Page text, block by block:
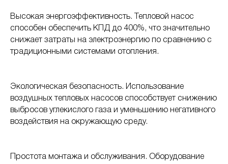
Высокая энергоэффективность. Тепловой насос
способен обеспечить КПД до 400%, что значительно
снижает затраты на электроэнергию по сравнению с
традиционными системами отопления.
Экологическая безопасность. Использование
воздушных тепловых насосов способствует снижению
выбросов углекислого газа и уменьшению негативного
воздействия на окружающую среду.
Простота монтажа и обслуживания. Оборудование